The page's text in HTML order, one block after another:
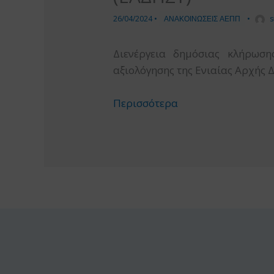
26/04/2024 • ΑΝΑΚΟΙΝΩΣΕΙΣ ΑΕΠΠ •
Διενέργεια δημόσιας
αξιολόγησης της Ενιαίας
Περισσότερα